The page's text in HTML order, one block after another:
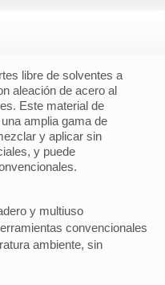
libre de solventes a
aleación de acero al
Este material de
amplia gama de
y aplicar sin
y puede
y multiuso
convencionales
ambiente, sin